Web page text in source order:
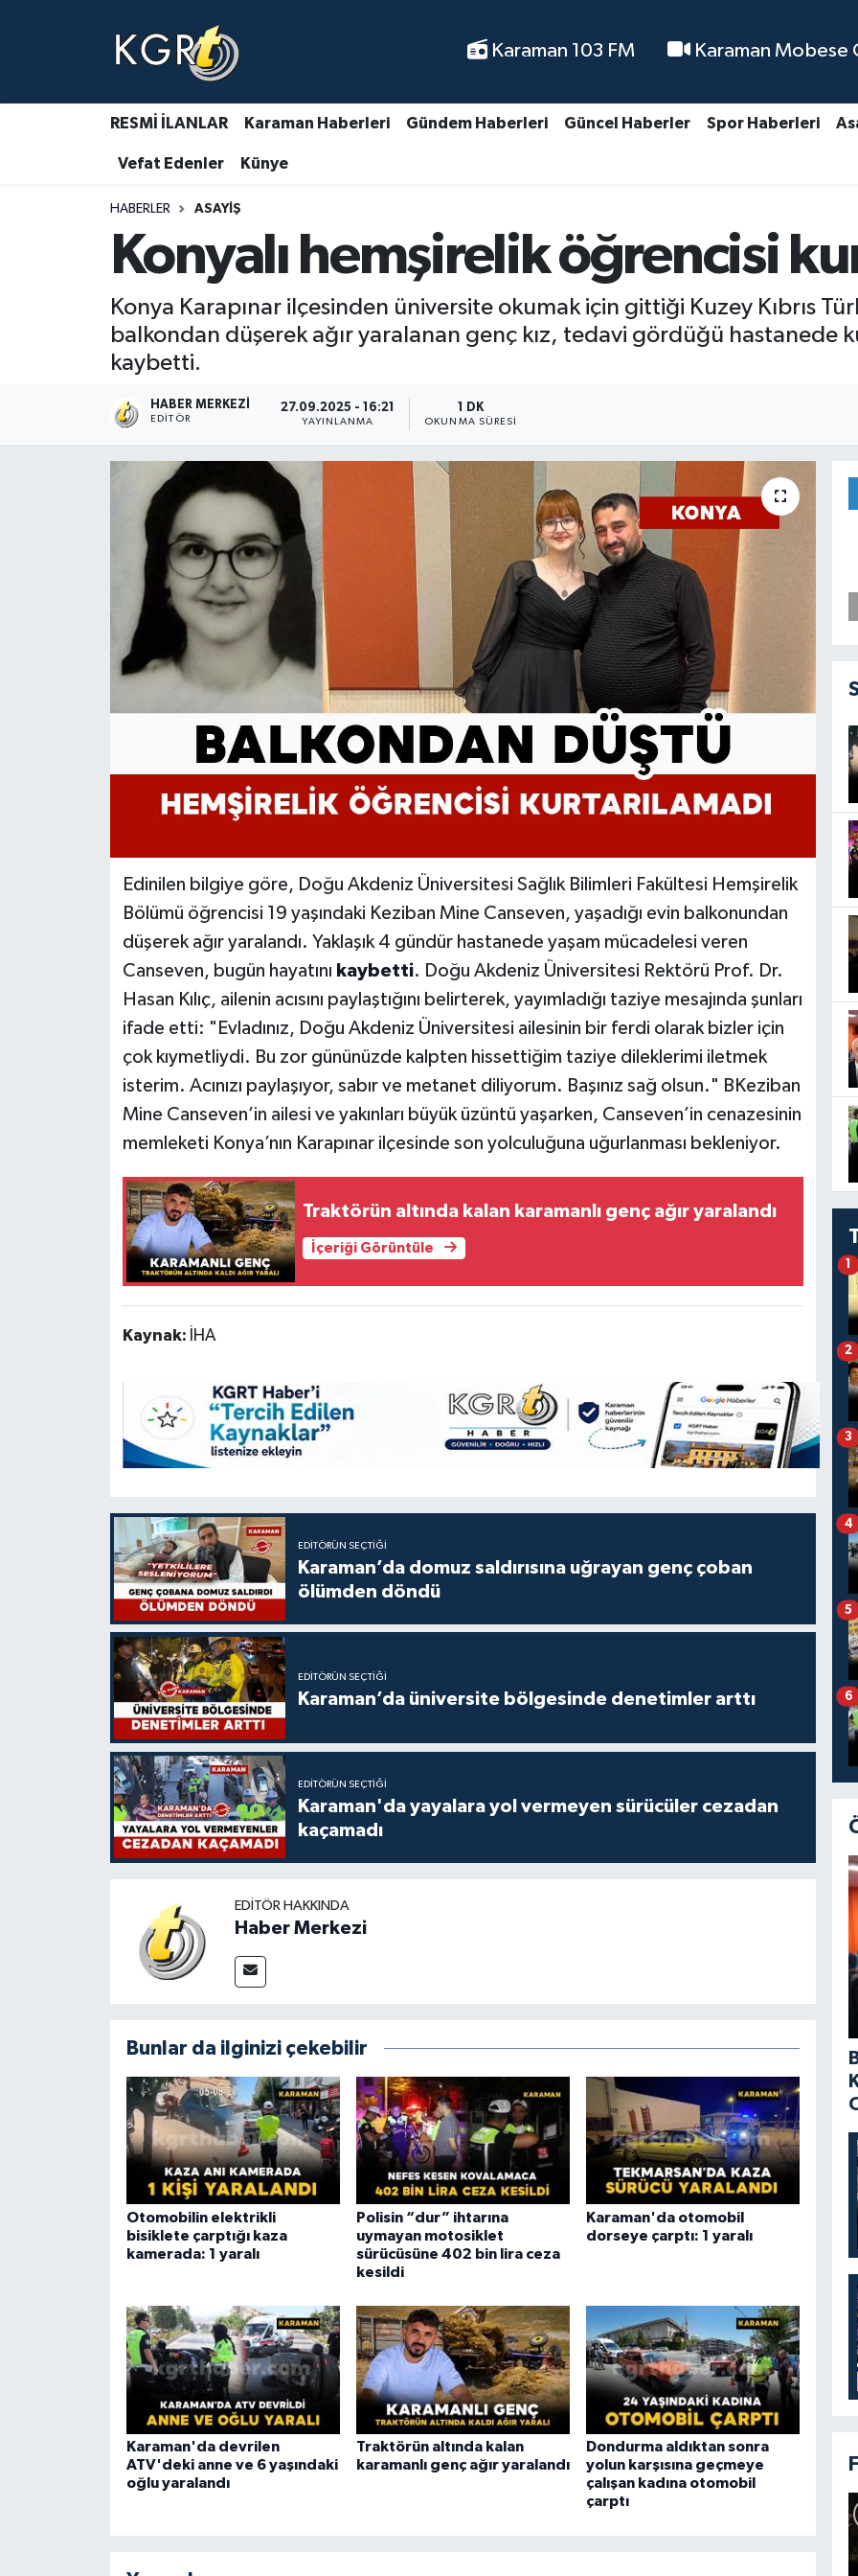
Karaman 103 FM Karaman Mobese
RESMİ İLANLAR Karaman Haberleri Gündem Haberleri Güncel Haberler Spor Haberleri
Vefat Edenler Künye
HABERLER ASAYIŞ
Konyalı hemşirelik öğrencisi
Konya Karapınar ilçesinden üniversite okumak için gittiği Kuzey Kıbrıs
balkondan düşerek ağır yaralanan genç kız, tedavi gördüğü hastanede
kaybetti.
HABER MERKEZI
EDITÖR
27.09.2025 - 16:21
YAYINLANMA
1 DK
OKUNMA SÜRESI
Edinilen bilgiye göre, Doğu Akdeniz Üniversitesi Sağlık Bilimleri Fakültesi Hemşirelik
Bölümü öğrencisi 19 yaşındaki Keziban Mine Canseven, yaşadığı evin balkonundan
düşerek ağır yaralandı. Yaklaşık 4 gündür hastanede yaşam mücadelesi veren
Canseven, bugün hayatını kaybetti. Doğu Akdeniz Üniversitesi Rektörü Prof. Dr.
Hasan Kılıç, ailenin acısını paylaştığını belirterek, yayımladığı taziye mesajında şunları
ifade etti: "Evladınız, Doğu Akdeniz Üniversitesi ailesinin bir ferdi olarak bizler için
çok kıymetliydi. Bu zor gününüzde kalpten hissettiğim taziye dileklerimi iletmek
isterim. Acınızı paylaşıyor, sabır ve metanet diliyorum. Başınız sağ olsun." BKeziban
Mine Canseven’in ailesi ve yakınları büyük üzüntü yaşarken, Canseven’in cenazesinin
memleketi Konya’nın Karapınar ilçesinde son yolculuğuna uğurlanması bekleniyor.
Traktörün altında kalan karamanlı genç ağır yaralandı
İçeriği Görüntüle
Kaynak: İHA
EDITÖRÜN SEÇTIĞI
Karaman’da domuz saldırısına uğrayan genç çoban
ölümden döndü
EDITÖRÜN SEÇTIĞI
Karaman’da üniversite bölgesinde denetimler arttı
EDITÖRÜN SEÇTIĞI
Karaman'da yayalara yol vermeyen sürücüler cezadan
kaçamadı
EDITÖR HAKKINDA
Haber Merkezi
Bunlar da ilginizi çekebilir
Otomobilin elektrikli
bisiklete çarptığı kaza
kamerada: 1 yaralı
Polisin “dur” ihtarına
uymayan motosiklet
sürücüsüne 402 bin lira ceza
kesildi
Karaman'da otomobil
dorseye çarptı: 1 yaralı
Karaman'da devrilen
ATV'deki anne ve 6 yaşındaki
oğlu yaralandı
Traktörün altında kalan
karamanlı genç ağır yaralandı
Dondurma aldıktan sonra
yolun karşısına geçmeye
çalışan kadına otomobil
çarptı
1
2
3
4
5
6
Karaman Haberleri
Gündem Haberleri
Güncel Haberler
Asayiş Haberleri
Ulusal Haberler
Vefat Edenler